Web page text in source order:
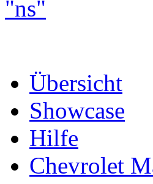
Übersicht
Showcase
Hilfe
Chevrolet